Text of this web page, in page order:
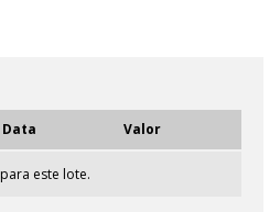
Data Valor
este lote.